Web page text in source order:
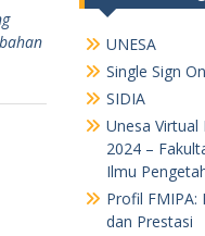
UNESA
Single Sign
SIDIA
Unesa Virtual
2024 –
Ilmu
Profil FMIPA:
dan Prestasi